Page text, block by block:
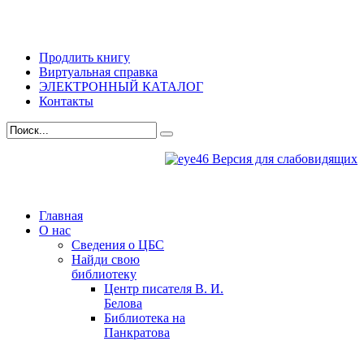
Продлить книгу
Виртуальная справка
ЭЛЕКТРОННЫЙ КАТАЛОГ
Контакты
Версия для слабовидящих
Главная
О нас
Сведения о ЦБС
Найди свою
библиотеку
Центр писателя В. И.
Белова
Библиотека на
Панкратова